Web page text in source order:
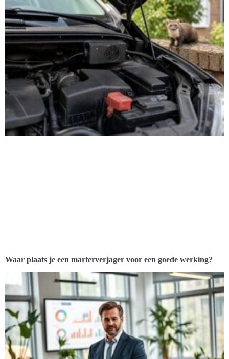
Waar plaats je een marterverjager voor een goede werking?